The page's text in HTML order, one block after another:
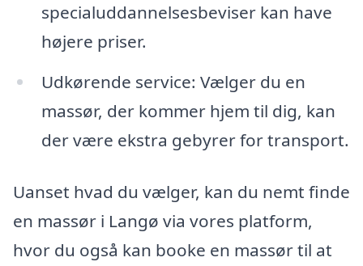
specialuddannelsesbeviser kan have
højere priser.
Udkørende service: Vælger du en
massør, der kommer hjem til dig, kan
der være ekstra gebyrer for transport.
Uanset hvad du vælger, kan du nemt finde
en massør i Langø via vores platform,
hvor du også kan booke en massør til at